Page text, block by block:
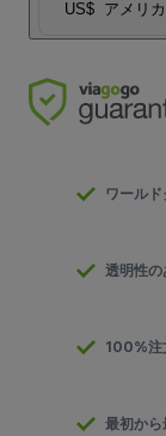
US$ アメリ
ワール
透明性の
100%注
最初から